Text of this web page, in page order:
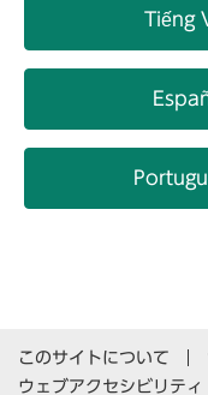
Tiếng
このサイトについて
ウェブアクセシビリティ